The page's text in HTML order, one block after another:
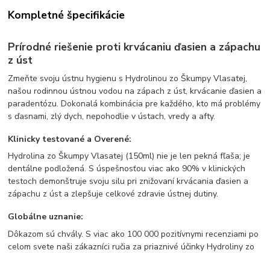
Kompletné špecifikácie
Prírodné riešenie proti krvácaniu ďasien a zápachu
z úst
Zmeňte svoju ústnu hygienu s Hydrolinou zo Škumpy Vlasatej,
našou rodinnou ústnou vodou na zápach z úst, krvácanie ďasien a
paradentózu. Dokonalá kombinácia pre každého, kto má problémy
s ďasnami, zlý dych, nepohodlie v ústach, vredy a afty.
Klinicky testované a Overené:
Hydrolina zo Škumpy Vlasatej (150ml) nie je len pekná fľaša; je
dentálne podložená. S úspešnosťou viac ako 90% v klinických
testoch demonštruje svoju silu pri znižovaní krvácania ďasien a
zápachu z úst a zlepšuje celkové zdravie ústnej dutiny.
Globálne uznanie:
Dôkazom sú chvály. S viac ako 100 000 pozitívnymi recenziami po
celom svete naši zákazníci ručia za priaznivé účinky Hydroliny zo